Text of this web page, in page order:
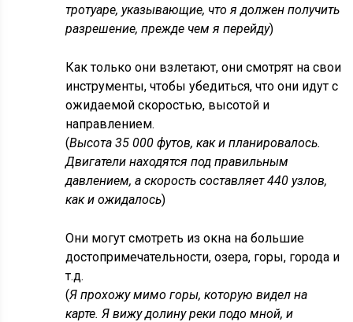
тротуаре, указывающие, что я должен получить
разрешение, прежде чем я перейду)
Как только они взлетают, они смотрят на свои
инструменты, чтобы убедиться, что они идут с
ожидаемой скоростью, высотой и
направлением.
(Высота 35 000 футов, как и планировалось.
Двигатели находятся под правильным
давлением, а скорость составляет 440 узлов,
как и ожидалось)
Они могут смотреть из окна на большие
достопримечательности, озера, горы, города и
т.д.
(Я прохожу мимо горы, которую видел на
карте. Я вижу долину реки подо мной, и